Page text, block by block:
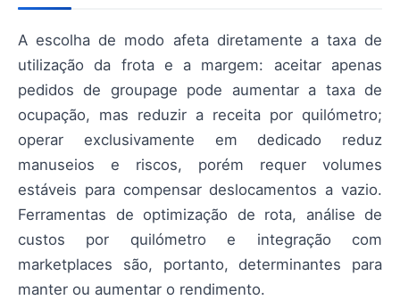
A escolha de modo afeta diretamente a taxa de
utilização da frota e a margem: aceitar apenas
pedidos de groupage pode aumentar a taxa de
ocupação, mas reduzir a receita por quilómetro;
operar exclusivamente em dedicado reduz
manuseios e riscos, porém requer volumes
estáveis para compensar deslocamentos a vazio.
Ferramentas de optimização de rota, análise de
custos por quilómetro e integração com
marketplaces são, portanto, determinantes para
manter ou aumentar o rendimento.